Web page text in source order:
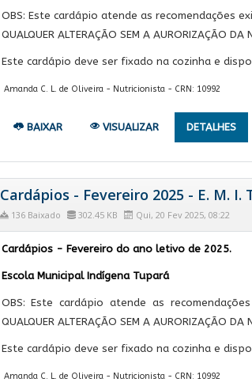
OBS: Este cardápio atende as recomendações
QUALQUER ALTERAÇÃO SEM A AURORIZAÇÃO DA
Este cardápio deve ser fixado na cozinha e
Amanda C. L. de Oliveira - Nutricionista - CRN: 10992
BAIXAR VISUALIZAR DETALHES
Cardápios - Fevereiro 2025 - E. M. I.
136 Baixado 302.45 KB Qui, 20 Fev 2025, 08:22
Cardápios - Fevereiro do ano letivo de 2025.
Escola Municipal Indígena Tupará
OBS: Este cardápio atende as
QUALQUER ALTERAÇÃO SEM A AURORIZAÇÃO DA
Este cardápio deve ser fixado na cozinha e
Amanda C. L. de Oliveira - Nutricionista - CRN: 10992